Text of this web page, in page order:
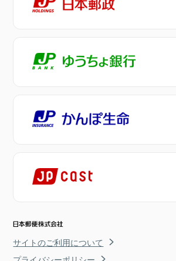
サイトのご利用について